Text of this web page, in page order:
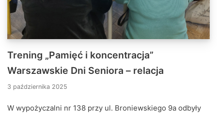
Trening „Pamięć i koncentracja”
Warszawskie Dni Seniora – relacja
3 października 2025
W wypożyczalni nr 138 przy ul. Broniewskiego 9a odbyły